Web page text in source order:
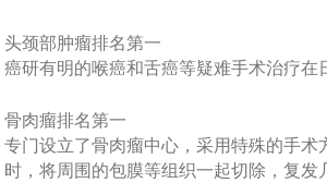
头颈部肿瘤排名第一
癌研有明的喉癌和舌癌等疑难手术治疗在
骨肉瘤排名第一
专门设立了骨肉瘤中心，采用特殊的手术
时，将周围的包膜等组织一起切除，复发